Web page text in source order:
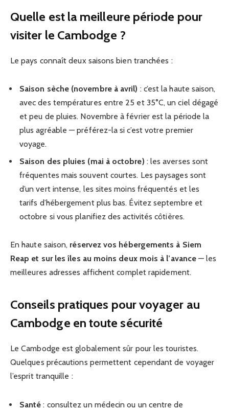
Quelle est la meilleure période pour
visiter le Cambodge ?
Le pays connaît deux saisons bien tranchées :
Saison sèche (novembre à avril) : c’est la haute saison,
avec des températures entre 25 et 35°C, un ciel dégagé
et peu de pluies. Novembre à février est la période la
plus agréable — préférez-la si c’est votre premier
voyage.
Saison des pluies (mai à octobre) : les averses sont
fréquentes mais souvent courtes. Les paysages sont
d’un vert intense, les sites moins fréquentés et les
tarifs d’hébergement plus bas. Évitez septembre et
octobre si vous planifiez des activités côtières.
En haute saison, réservez vos hébergements à Siem
Reap et sur les îles au moins deux mois à l’avance — les
meilleures adresses affichent complet rapidement.
Conseils pratiques pour voyager au
Cambodge en toute sécurité
Le Cambodge est globalement sûr pour les touristes.
Quelques précautions permettent cependant de voyager
l’esprit tranquille :
Santé : consultez un médecin ou un centre de